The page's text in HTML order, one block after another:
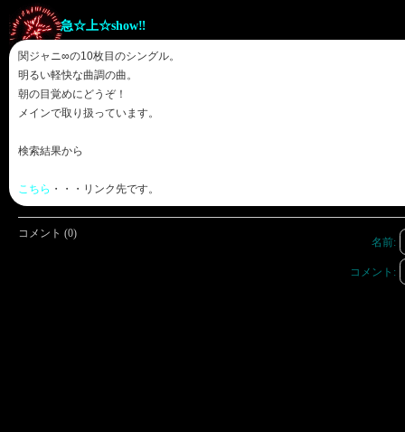
急☆上☆show‼︎
関ジャニ∞の10枚目のシングル。
明るい軽快な曲調の曲。
朝の目覚めにどうぞ！
メインで取り扱っています。
検索結果から
こちら ・・・リンク先です。
コメント (0)
名前:
コメント: